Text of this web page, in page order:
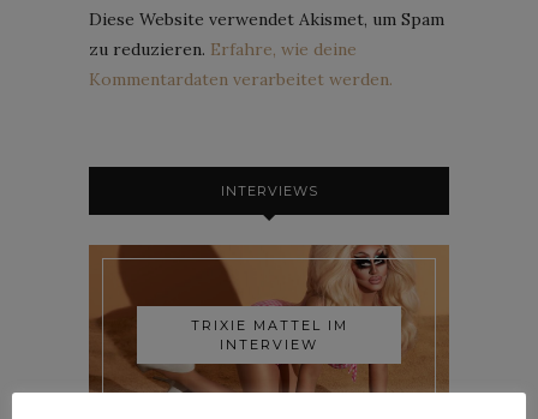
Diese Website verwendet Akismet, um Spam
zu reduzieren. Erfahre, wie deine
Kommentardaten verarbeitet werden.
INTERVIEWS
TRIXIE MATTEL IM
INTERVIEW